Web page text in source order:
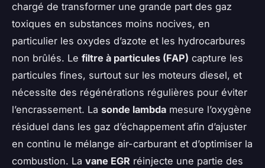
chargé de transformer une grande part des gaz
toxiques en substances moins nocives, en
particulier les oxydes d’azote et les hydrocarbures
non brûlés. Le filtre à particules (FAP) capture les
particules fines, surtout sur les moteurs diesel, et
nécessite des régénérations régulières pour éviter
l’encrassement. La sonde lambda mesure l’oxygène
résiduel dans les gaz d’échappement afin d’ajuster
en continu le mélange air-carburant et d’optimiser la
combustion. La vane EGR réinjecte une partie des